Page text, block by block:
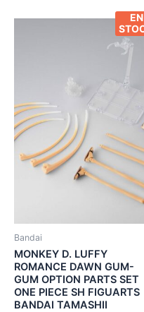
EN
Bandai
MONKEY D. LUFFY
ROMANCE DAWN GUM-
GUM OPTION PARTS SET
ONE PIECE SH FIGUARTS
BANDAI TAMASHII